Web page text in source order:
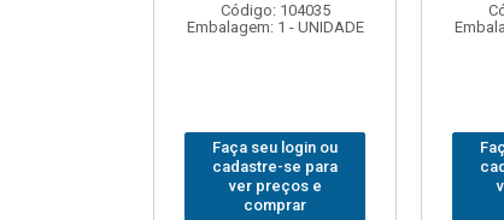
Código: 104043
Embalagem: 1 - UNIDADE
Faça seu login ou
cadastre-se para
ver preços e
comprar